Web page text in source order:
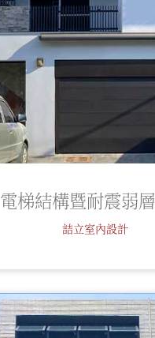
電梯結構暨耐震弱
詰立室內設計